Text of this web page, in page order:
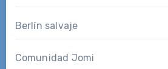
Berlín salvaje
Comunidad Jomi